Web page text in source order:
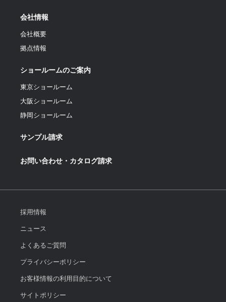
会社情報
会社概要
拠点情報
ショールームのご案内
東京ショールーム
大阪ショールーム
静岡ショールーム
サンプル請求
お問い合わせ・カタログ請求
採用情報
ニュース
よくあるご質問
プライバシーポリシー
お客様情報の利用目的について
サイトポリシー